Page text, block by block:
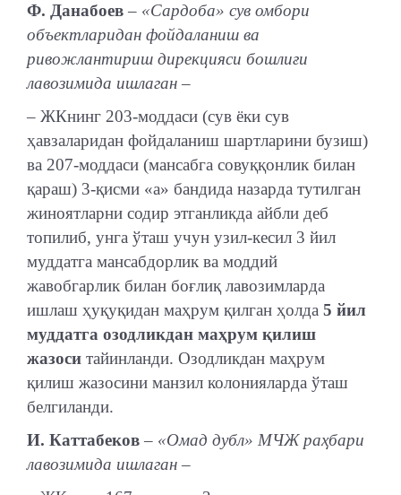
Ф. Данабоев – «Сардоба» сув омбори
объектларидан фойдаланиш ва
ривожлантириш дирекцияси бошлиғи
лавозимида ишлаган –
– ЖКнинг 203-моддаси (сув ёки сув
ҳавзаларидан фойдаланиш шартларини бузиш)
ва 207-моддаси (мансабга совуққонлик билан
қараш) 3-қисми «а» бандида назарда тутилган
жиноятларни содир этганликда айбли деб
топилиб, унга ўташ учун узил-кесил 3 йил
муддатга мансабдорлик ва моддий
жавобгарлик билан боғлиқ лавозимларда
ишлаш ҳуқуқидан маҳрум қилган ҳолда 5 йил
муддатга озодликдан маҳрум қилиш
жазоси тайинланди. Озодликдан маҳрум
қилиш жазосини манзил колонияларда ўташ
белгиланди.
И. Каттабеков – «Омад дубл» МЧЖ раҳбари
лавозимида ишлаган –